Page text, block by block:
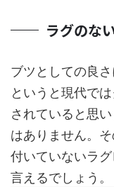
ラグのな
ブツとしての良
というと現代で
されていると思
はありません。
付いていないラ
言えるでしょう。